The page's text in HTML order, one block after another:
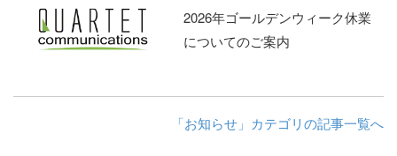
2026年ゴールデンウィーク休業
についてのご案内
「お知らせ」カテゴリの記事一覧へ